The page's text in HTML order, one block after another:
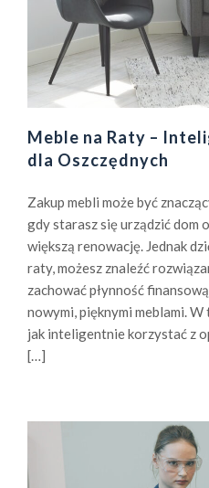
Meble na Raty –
dla Oszczędnych
Zakup mebli może być
gdy starasz się urządzić dom
większą renowację. Jednak
raty, możesz znaleźć
zachować płynność
nowymi, pięknymi meblami.
jak inteligentnie korzystać z
[…]